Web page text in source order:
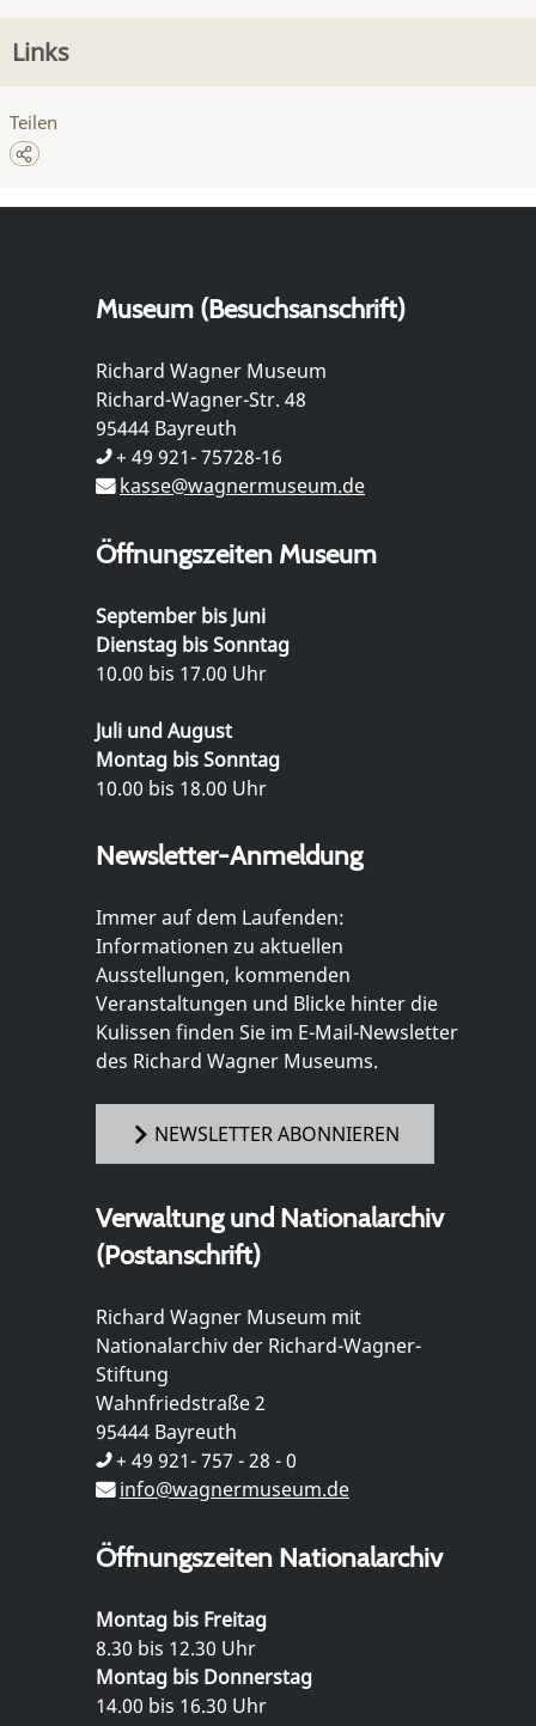
Links
Teilen
Museum (Besuchsanschrift)
Richard Wagner Museum
Richard-Wagner-Str. 48
95444 Bayreuth
+ 49 921- 75728-16
kasse@wagnermuseum.de
Öffnungszeiten Museum
September bis Juni
Dienstag bis Sonntag
10.00 bis 17.00 Uhr
Juli und August
Montag bis Sonntag
10.00 bis 18.00 Uhr
Newsletter-Anmeldung
Immer auf dem Laufenden:
Informationen zu aktuellen
Ausstellungen, kommenden
Veranstaltungen und Blicke hinter die
Kulissen finden Sie im E-Mail-Newsletter
des Richard Wagner Museums.
NEWSLETTER ABONNIEREN
Verwaltung und Nationalarchiv
(Postanschrift)
Richard Wagner Museum mit
Nationalarchiv der Richard-Wagner-
Stiftung
Wahnfriedstraße 2
95444 Bayreuth
+ 49 921- 757 - 28 - 0
info@wagnermuseum.de
Öffnungszeiten Nationalarchiv
Montag bis Freitag
8.30 bis 12.30 Uhr
Montag bis Donnerstag
14.00 bis 16.30 Uhr